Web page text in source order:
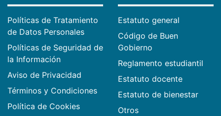
Políticas de Tratamiento
de Datos Personales
Políticas de Seguridad de
la Información
Aviso de Privacidad
Términos y Condiciones
Política de Cookies
Estatuto general
Código de Buen
Gobierno
Reglamento estudiantil
Estatuto docente
Estatuto de bienestar
Otros